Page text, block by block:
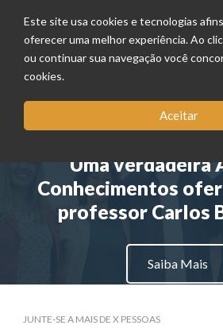
Este site usa cookies e tecnologias
oferecer uma melhor experiência. Ao
ou continuar sua navegação você
cookies.
Aceitar
BYINGTON NA
Uma verdadeira
Conhecimentos
professor Carlos
Saiba Mais
JUNTE-SE A MAIS DE X PESSOAS